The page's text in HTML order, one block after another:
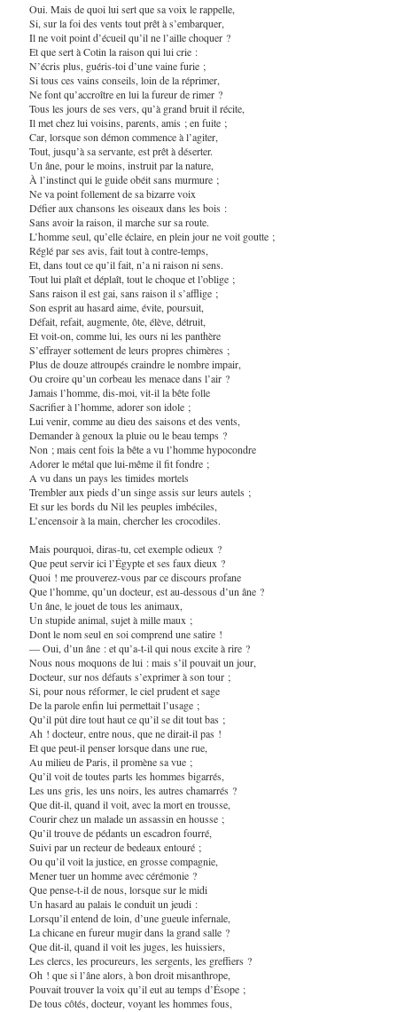
Oui. Mais de quoi lui sert que sa voix le rappelle,
Si, sur la foi des vents tout prêt à s’embarquer,
Il ne voit point d’écueil qu’il ne l’aille choquer ?
Et que sert à Cotin la raison qui lui crie :
N’écris plus, guéris-toi d’une vaine furie ;
Si tous ces vains conseils, loin de la réprimer,
Ne font qu’accroître en lui la fureur de rimer ?
Tous les jours de ses vers, qu’à grand bruit il récite,
Il met chez lui voisins, parents, amis ; en fuite ;
Car, lorsque son démon commence à l’agiter,
Tout, jusqu’à sa servante, est prêt à déserter.
Un âne, pour le moins, instruit par la nature,
À l’instinct qui le guide obéit sans murmure ;
Ne va point follement de sa bizarre voix
Défier aux chansons les oiseaux dans les bois :
Sans avoir la raison, il marche sur sa route.
L’homme seul, qu’elle éclaire, en plein jour ne voit goutte ;
Réglé par ses avis, fait tout à contre-temps,
Et, dans tout ce qu’il fait, n’a ni raison ni sens.
Tout lui plaît et déplaît, tout le choque et l’oblige ;
Sans raison il est gai, sans raison il s’afflige ;
Son esprit au hasard aime, évite, poursuit,
Défait, refait, augmente, ôte, élève, détruit,
Et voit-on, comme lui, les ours ni les panthère
S’effrayer sottement de leurs propres chimères ;
Plus de douze attroupés craindre le nombre impair,
Ou croire qu’un corbeau les menace dans l’air ?
Jamais l’homme, dis-moi, vit-il la bête folle
Sacrifier à l’homme, adorer son idole ;
Lui venir, comme au dieu des saisons et des vents,
Demander à genoux la pluie ou le beau temps ?
Non ; mais cent fois la bête a vu l’homme hypocondre
Adorer le métal que lui-même il fit fondre ;
A vu dans un pays les timides mortels
Trembler aux pieds d’un singe assis sur leurs autels ;
Et sur les bords du Nil les peuples imbéciles,
L’encensoir à la main, chercher les crocodiles.
Mais pourquoi, diras-tu, cet exemple odieux ?
Que peut servir ici l’Égypte et ses faux dieux ?
Quoi ! me prouverez-vous par ce discours profane
Que l’homme, qu’un docteur, est au-dessous d’un âne ?
Un âne, le jouet de tous les animaux,
Un stupide animal, sujet à mille maux ;
Dont le nom seul en soi comprend une satire !
— Oui, d’un âne : et qu’a-t-il qui nous excite à rire ?
Nous nous moquons de lui : mais s’il pouvait un jour,
Docteur, sur nos défauts s’exprimer à son tour ;
Si, pour nous réformer, le ciel prudent et sage
De la parole enfin lui permettait l’usage ;
Qu’il pût dire tout haut ce qu’il se dit tout bas ;
Ah ! docteur, entre nous, que ne dirait-il pas !
Et que peut-il penser lorsque dans une rue,
Au milieu de Paris, il promène sa vue ;
Qu’il voit de toutes parts les hommes bigarrés,
Les uns gris, les uns noirs, les autres chamarrés ?
Que dit-il, quand il voit, avec la mort en trousse,
Courir chez un malade un assassin en housse ;
Qu’il trouve de pédants un escadron fourré,
Suivi par un recteur de bedeaux entouré ;
Ou qu’il voit la justice, en grosse compagnie,
Mener tuer un homme avec cérémonie ?
Que pense-t-il de nous, lorsque sur le midi
Un hasard au palais le conduit un jeudi :
Lorsqu’il entend de loin, d’une gueule infernale,
La chicane en fureur mugir dans la grand salle ?
Que dit-il, quand il voit les juges, les huissiers,
Les clercs, les procureurs, les sergents, les greffiers ?
Oh ! que si l’âne alors, à bon droit misanthrope,
Pouvait trouver la voix qu’il eut au temps d’Ésope ;
De tous côtés, docteur, voyant les hommes fous,